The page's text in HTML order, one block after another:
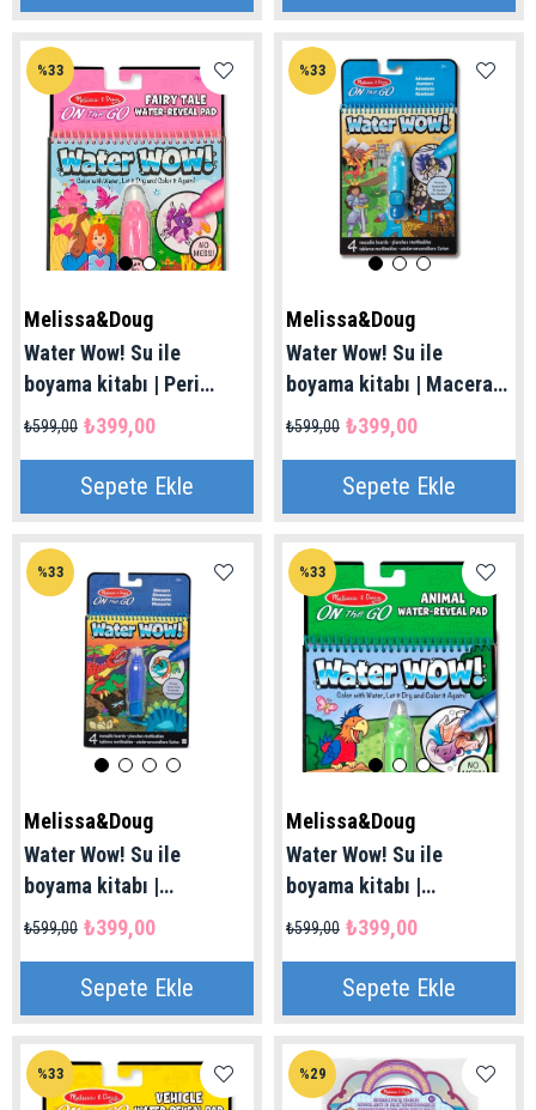
Melissa&Doug
Water Wow! Su ile
boyama kitabı | Peri
Hikayesi 3+ Yaş
₺399,00
₺599,00
Sepete Ekle
%33
Melissa&Doug
Water Wow! Su ile
boyama kitabı | Macera
3+ Yaş ₺399,00
₺599,00
Sepete Ekle
%33
Melissa&Doug
Water Wow! Su ile
boyama kitabı |
Dinozorlar 3+ Yaş
₺399,00
₺599,00
Sepete Ekle
%33
Melissa&Doug
Water Wow! Su ile
boyama kitabı |
Hayvanlar 3+ Yaş
₺399,00
₺599,00
Sepete Ekle
%33
%33 %29